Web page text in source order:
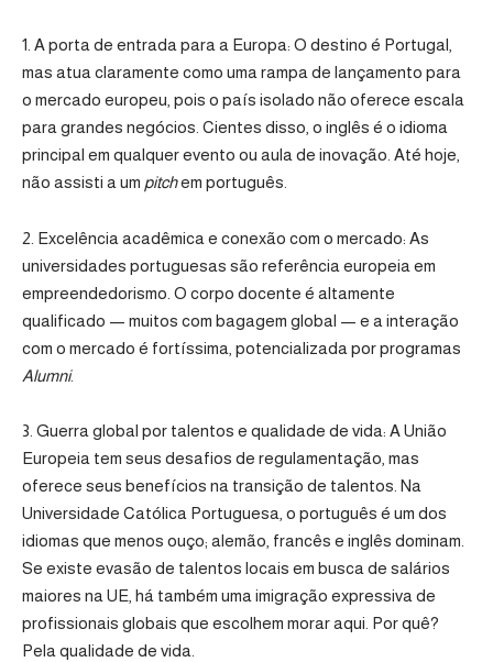
1. A porta de entrada para a Europa: O destino é Portugal,
mas atua claramente como uma rampa de lançamento para
o mercado europeu, pois o país isolado não oferece escala
para grandes negócios. Cientes disso, o inglês é o idioma
principal em qualquer evento ou aula de inovação. Até hoje,
não assisti a um pitchem português.
2. Excelência acadêmica e conexão com o mercado: As
universidades portuguesas são referência europeia em
empreendedorismo. O corpo docente é altamente
qualificado — muitos com bagagem global — e a interação
com o mercado é fortíssima, potencializada por programas
Alumni.
3. Guerra global por talentos e qualidade de vida: A União
Europeia tem seus desafios de regulamentação, mas
oferece seus benefícios na transição de talentos. Na
Universidade Católica Portuguesa, o português é um dos
idiomas que menos ouço; alemão, francês e inglês dominam.
Se existe evasão de talentos locais em busca de salários
maiores na UE, há também uma imigração expressiva de
profissionais globais que escolhem morar aqui. Por quê?
Pela qualidade de vida.